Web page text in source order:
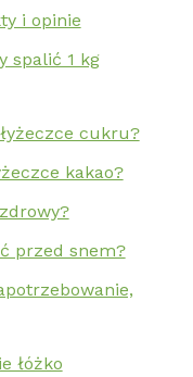
i opinie
spalić 1 kg
cukru?
kakao?
przed snem?
łóżko